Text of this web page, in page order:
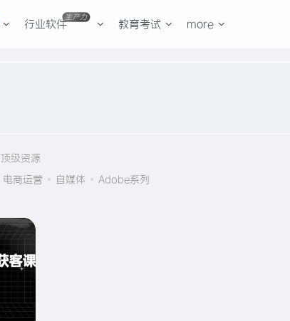
行业软件
生产力
教育考试 more
顶级资源
电商运营 自媒体
Adobe系列